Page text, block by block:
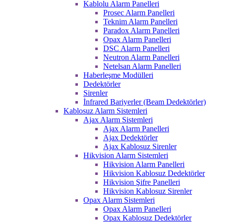
Kablolu Alarm Panelleri
Prosec Alarm Panelleri
Teknim Alarm Panelleri
Paradox Alarm Panelleri
Opax Alarm Panelleri
DSC Alarm Panelleri
Neutron Alarm Panelleri
Netelsan Alarm Panelleri
Haberleşme Modülleri
Dedektörler
Sirenler
İnfrared Bariyerler (Beam Dedektörler)
Kablosuz Alarm Sistemleri
Ajax Alarm Sistemleri
Ajax Alarm Panelleri
Ajax Dedektörler
Ajax Kablosuz Sirenler
Hikvision Alarm Sistemleri
Hikvision Alarm Panelleri
Hikvision Kablosuz Dedektörler
Hikvision Şifre Panelleri
Hikvision Kablosuz Sirenler
Opax Alarm Sistemleri
Opax Alarm Panelleri
Opax Kablosuz Dedektörler